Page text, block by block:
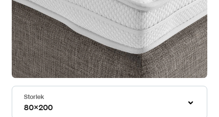
Storlek
80x200